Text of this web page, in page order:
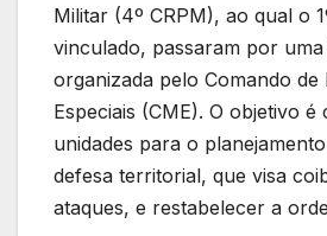
Militar (4º CRPM), ao qual o
vinculado, passaram por
organizada pelo Comando de
Especiais (CME). O objetivo é
unidades para o
defesa territorial, que visa
ataques, e restabelecer a